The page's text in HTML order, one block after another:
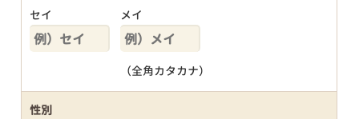
セイ メイ
（全角カタカナ）
性別